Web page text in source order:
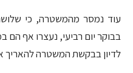
עוד נמסר מהמשטרה, כי
בבוקר יום רביעי, נעצרו אף הם
לדיון בבקשת המשטרה